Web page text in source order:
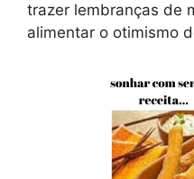
trazer lembranças de
alimentar o otimismo